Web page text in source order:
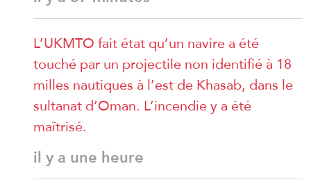
L’UKMTO fait état qu’un navire a été
touché par un projectile non identifié à 18
milles nautiques à l’est de Khasab, dans le
sultanat d’Oman. L’incendie y a été
maîtrisé.
il y a une heure